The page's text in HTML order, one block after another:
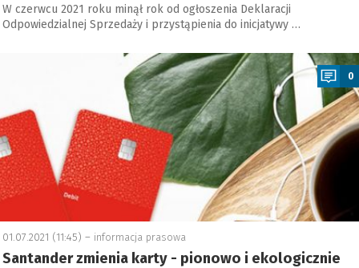
W czerwcu 2021 roku minął rok od ogłoszenia Deklaracji
Odpowiedzialnej Sprzedaży i przystąpienia do inicjatywy …
0
01.07.2021 (11:45) – informacja prasowa
Santander zmienia karty - pionowo i ekologicznie